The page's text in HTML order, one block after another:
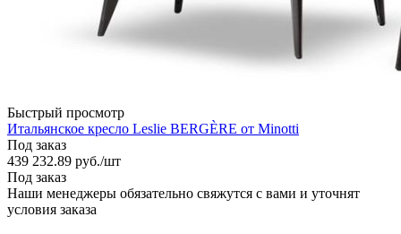
Быстрый просмотр
Итальянское кресло Leslie BERGÈRE от Minotti
Под заказ
439 232.89 руб./шт
Под заказ
Наши менеджеры обязательно свяжутся с вами и уточнят
условия заказа